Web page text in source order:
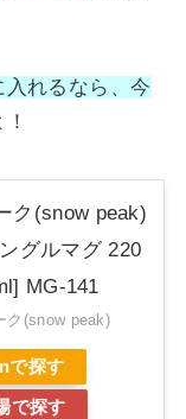
れるなら、今
ク(snow peak)
グルマグ 220
MG-141
ク(snow peak)
で探す
で探す